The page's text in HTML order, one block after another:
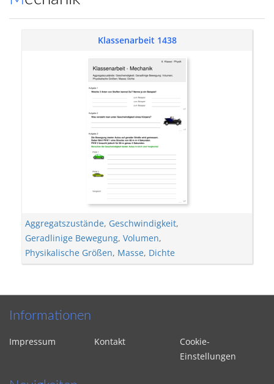
Klassenarbeit 1438
Aggregatszustände, Geschwindigkeit,
Geradlinige Bewegung, Volumen,
Physikalische Größen, Masse, Dichte
Informationen
Impressum Kontakt
Cookie-
Einstellungen